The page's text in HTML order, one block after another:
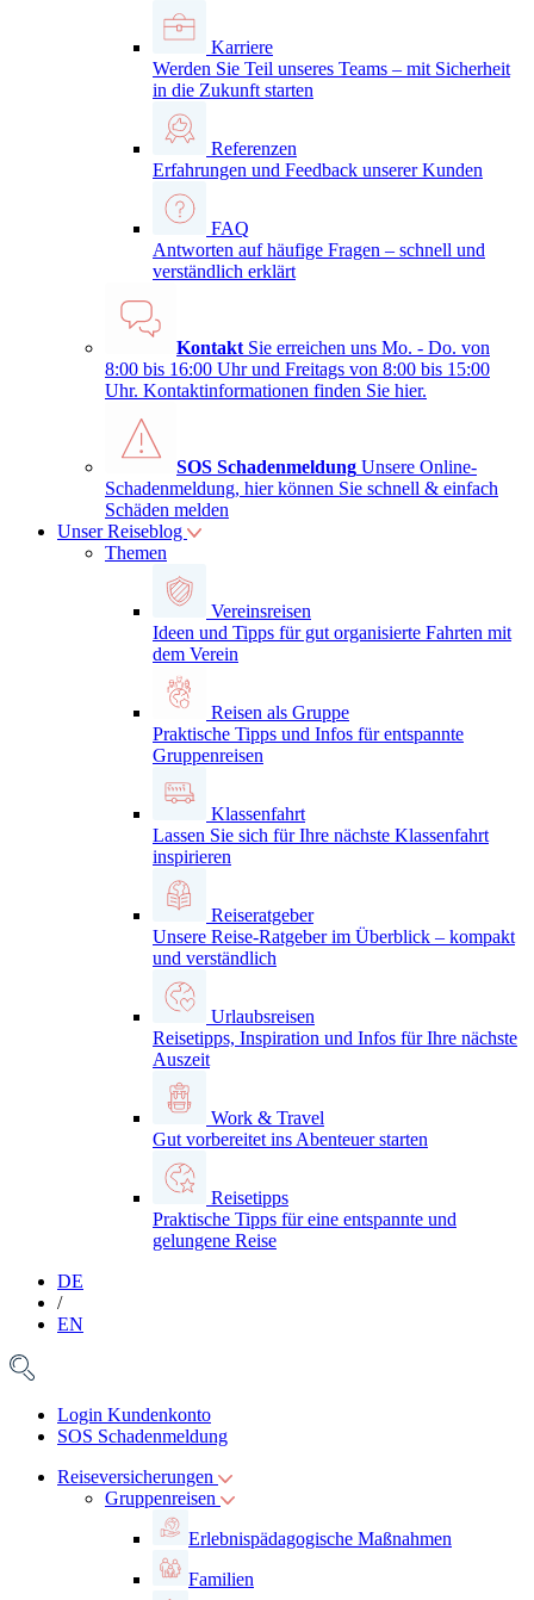
Karriere
Werden Sie Teil unseres Teams – mit Sicherheit
in die Zukunft starten
Referenzen
Erfahrungen und Feedback unserer Kunden
FAQ
Antworten auf häufige Fragen – schnell und
verständlich erklärt
Kontakt Sie erreichen uns Mo. - Do. von
8:00 bis 16:00 Uhr und Freitags von 8:00 bis 15:00
Uhr. Kontaktinformationen finden Sie hier.
SOS Schadenmeldung Unsere Online-
Schadenmeldung, hier können Sie schnell & einfach
Schäden melden
Unser Reiseblog
Themen
Vereinsreisen
Ideen und Tipps für gut organisierte Fahrten mit
dem Verein
Reisen als Gruppe
Praktische Tipps und Infos für entspannte
Gruppenreisen
Klassenfahrt
Lassen Sie sich für Ihre nächste Klassenfahrt
inspirieren
Reiseratgeber
Unsere Reise-Ratgeber im Überblick – kompakt
und verständlich
Urlaubsreisen
Reisetipps, Inspiration und Infos für Ihre nächste
Auszeit
Work & Travel
Gut vorbereitet ins Abenteuer starten
Reisetipps
Praktische Tipps für eine entspannte und
gelungene Reise
DE
/
EN
Login Kundenkonto
SOS Schadenmeldung
Reiseversicherungen
Gruppenreisen
Erlebnispädagogische Maßnahmen
Familien